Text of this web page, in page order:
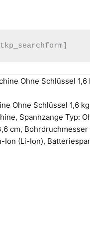
Ohne Schlüssel 1,6
Spannzange Typ:
cm, Bohrdruchmesser
(Li-Ion),